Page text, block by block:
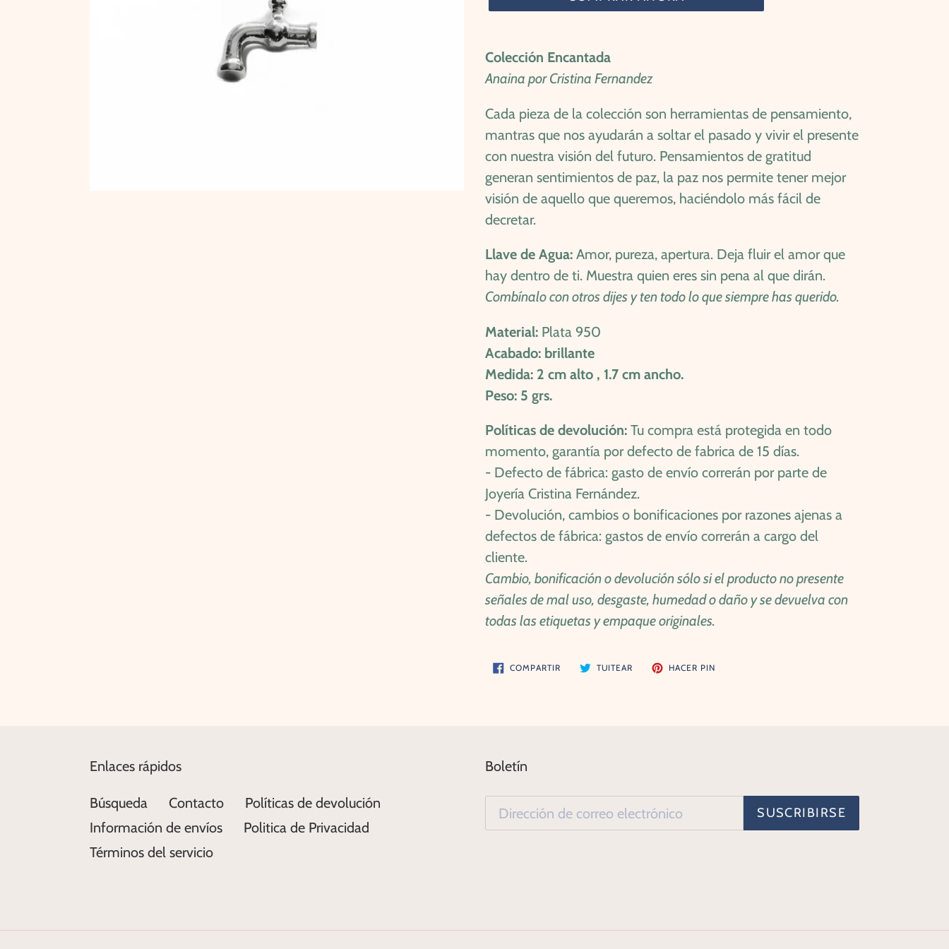
el
producto
tu
carrito
de
compra
Colección Encantada
Anaina por Cristina Fernandez
Cada pieza de la colección son herramientas de pensamiento,
mantras que nos ayudarán a soltar el pasado y vivir el presente
con nuestra visión del futuro. Pensamientos de gratitud
generan sentimientos de paz, la paz nos permite tener mejor
visión de aquello que queremos, haciéndolo más fácil de
decretar.
Llave de Agua: Amor, pureza, apertura. Deja fluir el amor que
hay dentro de ti. Muestra quien eres sin pena al que dirán.
Combínalo con otros dijes y ten todo lo que siempre has querido.
Material: Plata 950
Acabado: brillante
Medida: 2 cm alto , 1.7 cm ancho.
Peso: 5 grs.
Políticas de devolución: Tu compra está protegida en todo
momento, garantía por defecto de fabrica de 15 días.
- Defecto de fábrica: gasto de envío correrán por parte de
Joyería Cristina Fernández.
- Devolución, cambios o bonificaciones por razones ajenas a
defectos de fábrica: gastos de envío correrán a cargo del
cliente.
Cambio, bonificación o devolución sólo si el producto no presente
señales de mal uso, desgaste, humedad o daño y se devuelva con
todas las etiquetas y empaque originales.
COMPARTIRCOMPARTIR
EN
TUITEAR TUITEAR HACER PINPINEAR
EN
Enlaces rápidos
Búsqueda Contacto
Políticas de devolución
Información de envíos
Politica de Privacidad
Términos del servicio
Boletín
SUSCRIBIRSE